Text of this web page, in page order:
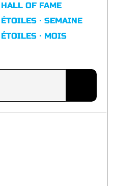
HALL OF FAME
ÉTOILES · SEMAINE
ÉTOILES · MOIS